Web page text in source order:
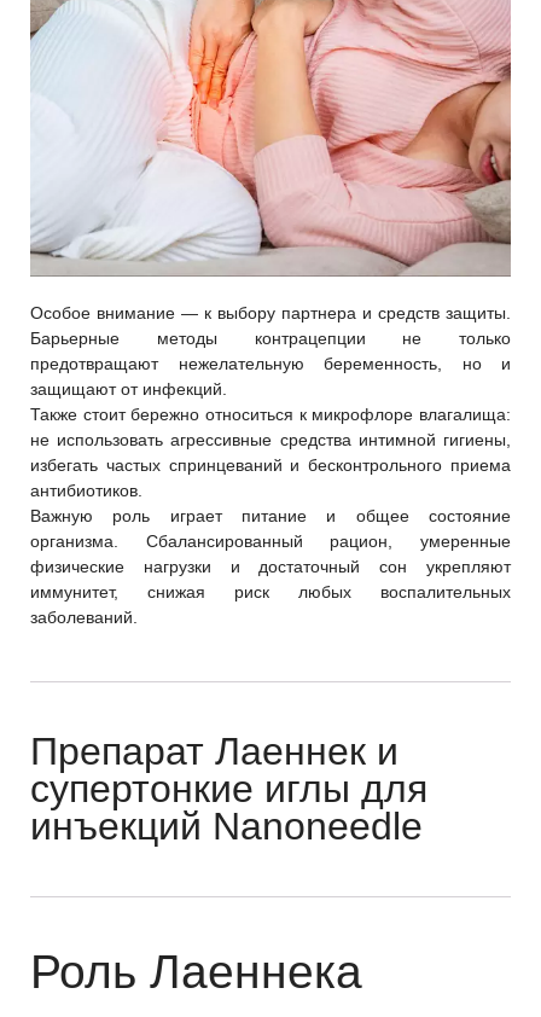
Особое внимание — к выбору партнера и средств защиты.
Барьерные методы контрацепции не только
предотвращают нежелательную беременность, но и
защищают от инфекций.
Также стоит бережно относиться к микрофлоре влагалища:
не использовать агрессивные средства интимной гигиены,
избегать частых спринцеваний и бесконтрольного приема
антибиотиков.
Важную роль играет питание и общее состояние
организма. Сбалансированный рацион, умеренные
физические нагрузки и достаточный сон укрепляют
иммунитет, снижая риск любых воспалительных
заболеваний.
Препарат Лаеннек и
супертонкие иглы для
инъекций Nanoneedle
Роль Лаеннека